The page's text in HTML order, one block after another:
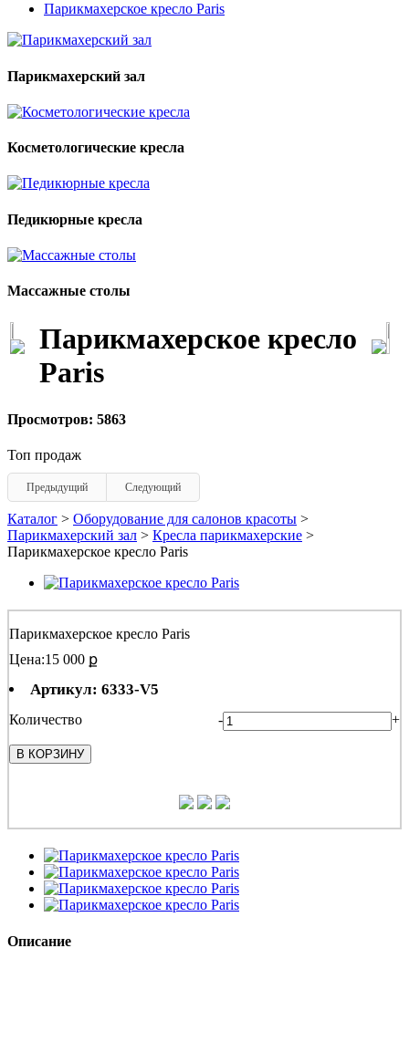
Парикмахерское кресло Paris
Парикмахерский зал
Косметологические кресла
Педикюрные кресла
Массажные столы
Парикмахерское кресло
Paris
Просмотров: 5863
Топ продаж
Предыдущий Следующий
Каталог > Оборудование для салонов красоты >
Парикмахерский зал > Кресла парикмахерские >
Парикмахерское кресло Paris
Парикмахерское кресло Paris
Цена:15 000 ք
Артикул: 6333-V5
Количество - +
В КОРЗИНУ
Описание